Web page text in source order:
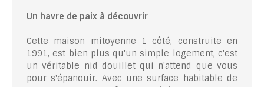
Un havre de paix à découvrir
Cette maison mitoyenne 1 côté, construite en
1991, est bien plus qu'un simple logement, c'est
un véritable nid douillet qui n'attend que vous
pour s'épanouir. Avec une surface habitable de